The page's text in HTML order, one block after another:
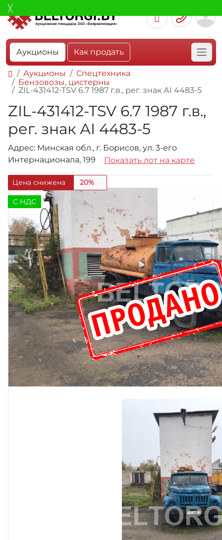
Аукционы Как продать
Аукционы
Спецтехника
Бензовозы, цистерны
ZIL-431412-TSV 6.7 1987 г.в., рег. знак АI 4483-5
ZIL-431412-TSV 6.7 1987 г.в.,
рег. знак АI 4483-5
Адрес: Минская обл., г. Борисов, ул. 3-его
Интернационала, 199
Показать лот на карте
Цена снижена 20%
C НДС